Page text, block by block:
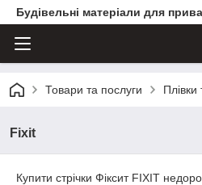
Будівельні матеріали для
Товари та послуги
Fixit
Купити стрічки Фіксит FIXIT